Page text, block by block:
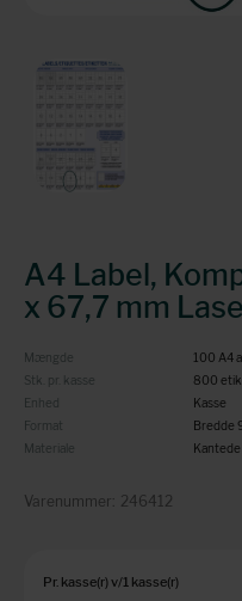
A4 Label,
x 67,7 mm
Mængde
100 A4
Stk. pr. kasse
800
Enhed
Kasse
Format
Bredde
Materiale
Varenummer: 246412
Pr. kasse(r) v/1 kasse(r)